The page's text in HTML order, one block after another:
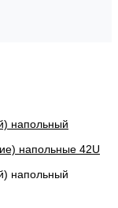
напольный
напольные 42U
напольный